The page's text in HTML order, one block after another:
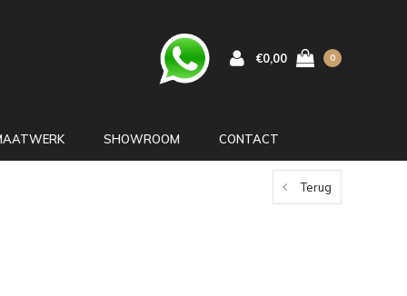
€0,00 0
SHOWROOM CONTACT
Terug